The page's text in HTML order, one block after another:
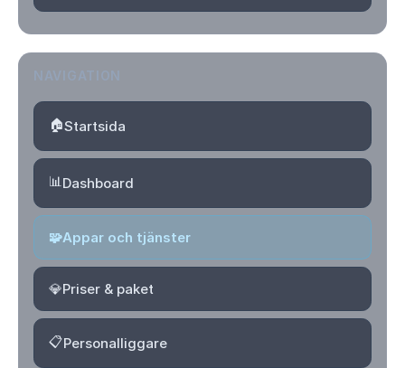
🏠Startsida
📊Dashboard
🧩Appar och tjänster
💎Priser & paket
📋Personalliggare